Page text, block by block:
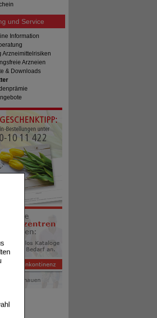
und Service
Information
Arzneimittelrisiken
Arzneien
& Downloads